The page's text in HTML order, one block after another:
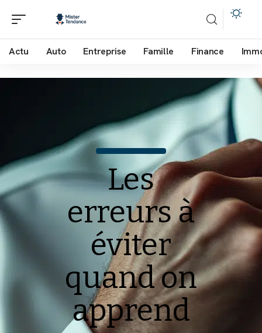
Actu Auto Entreprise Famille Finance
Les
erreurs à
éviter
quand on
apprend